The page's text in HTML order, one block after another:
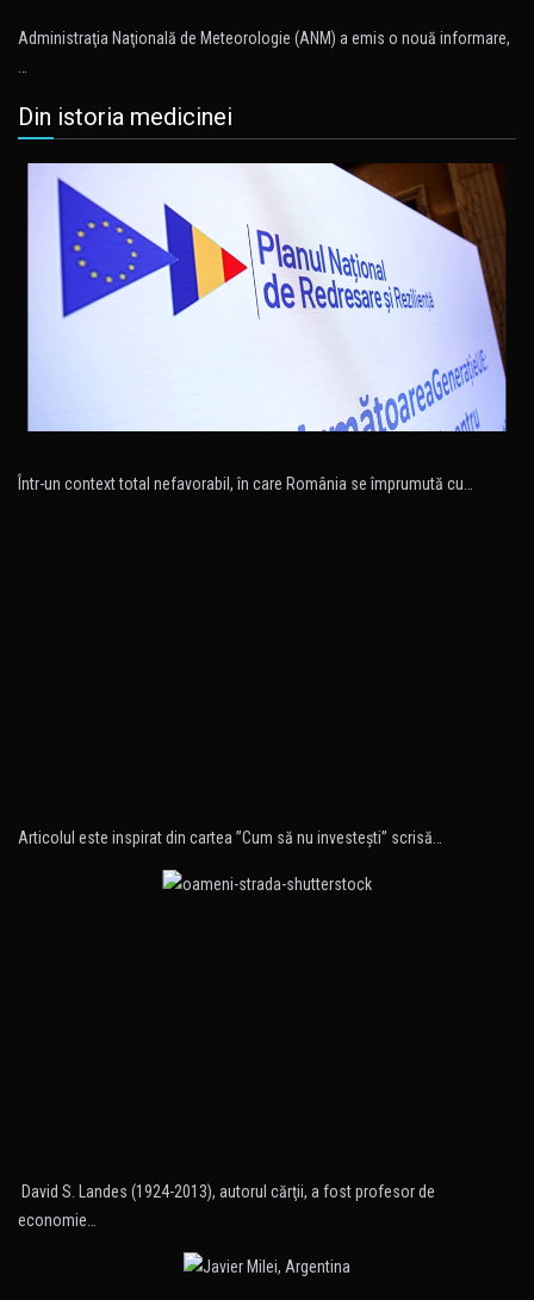
Administraţia Naţională de Meteorologie (ANM) a emis o nouă informare,
Din istoria medicinei
Într-un context total nefavorabil, în care România se împrumută cu…
Articolul este inspirat din cartea ”Cum să nu investeşti” scrisă…
David S. Landes (1924-2013), autorul cărţii, a fost profesor de
economie…